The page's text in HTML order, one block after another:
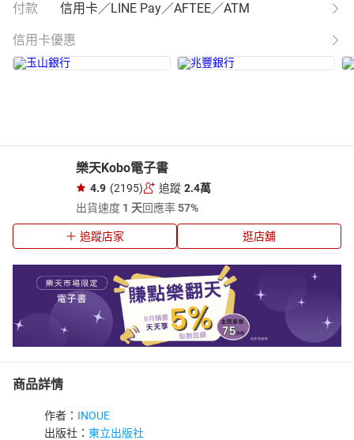
付款 信用卡／LINE Pay／AFTEE／ATM
信用卡優惠
樂天Kobo電子書
4.9 (2195) 追蹤 2.4萬
出貨速度 1 天回應率57%
追蹤店家 逛店舖
商品詳情
作者： INOUE
出版社： 東立出版社